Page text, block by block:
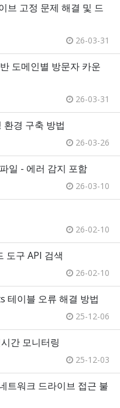
브 고정 문제 해결 및 드
26-03-31
도메인별 방문자 카운
26-03-31
경 구축 방법
26-03-26
일 - 에러 감지 포함
26-03-10
26-02-10
도구 API 검색
26-02-10
테이블 오류 해결 방법
25-12-06
간 모니터링
25-12-03
트워크 드라이브 접근 불